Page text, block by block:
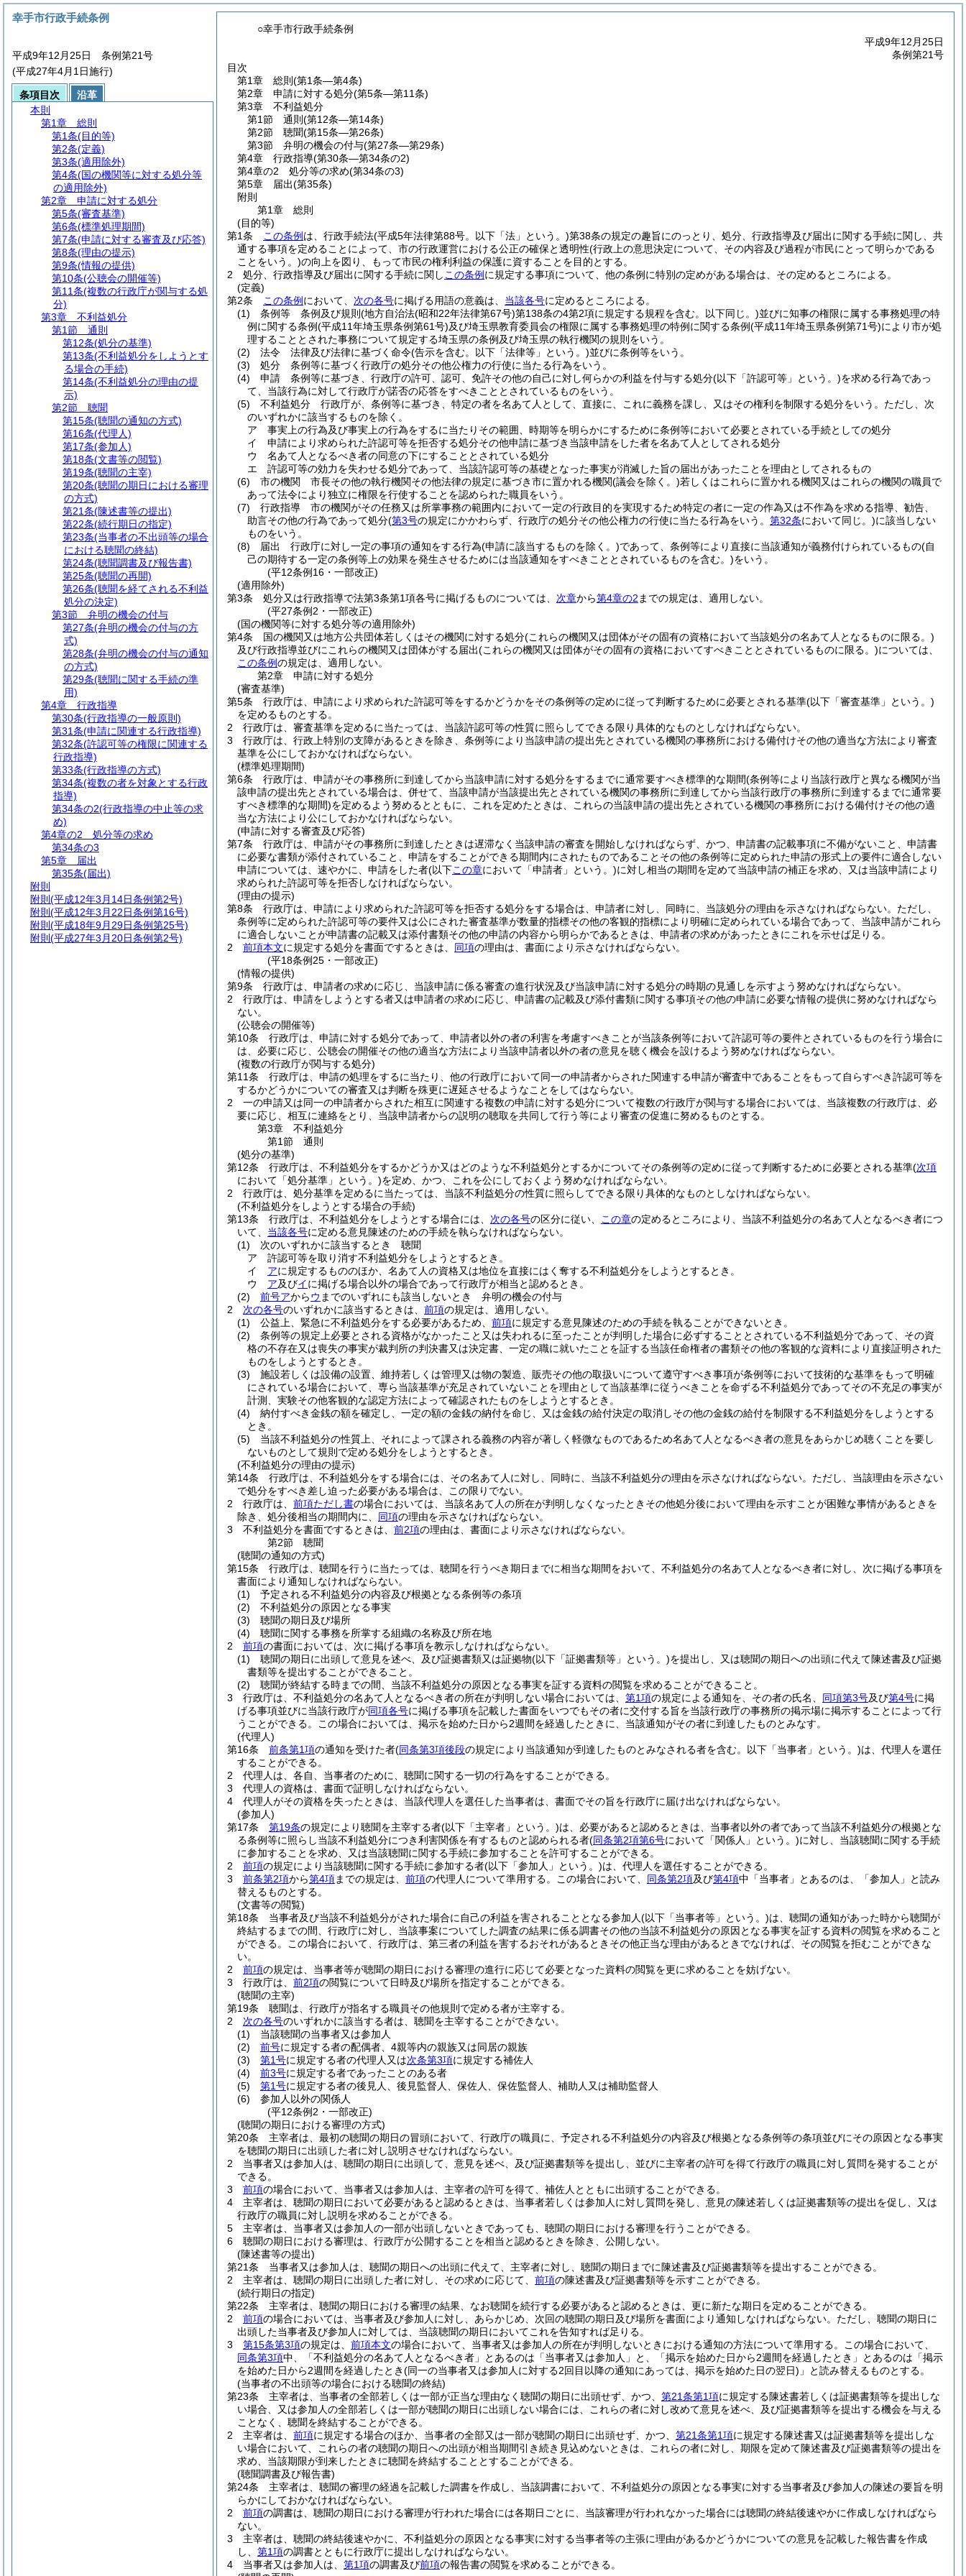
○幸手市行政手続条例
平成9年12月25日
条例第21号
目次
第1章
総則 (第1条―第4条)
第2章
申請に対する処分(第5条―第11条)
第3章
不利益処分
第1節
通則 (第12条―第14条)
第2節
聴聞(第15条―第26条)
第3節
弁明の機会の付与(第27条―第29条)
第4章
行政指導(第30条―第34条の2)
第4章の2
処分等の求め(第34条の3)
第5章
届出(第35条)
附則
第1章
総則
(目的等)
第1条
この条例 は、行政手続法(平成5年法律第88号。以下「法」という。)第38条の規定の趣旨にのっとり、処分、行政指導及び届出に関する手続に関し、共
通する事項を定めることによって、市の行政運営における公正の確保と透明性(行政上の意思決定について、その内容及び過程が市民にとって明らかである
ことをいう。)の向上を図り、もって市民の権利利益の保護に資することを目的とする。
2
処分、行政指導及び届出に関する手続に関し この条例 に規定する事項について、他の条例に特別の定めがある場合は、その定めるところによる。
(定義)
第2条
この条例 において、 次の各号に掲げる用語の意義は、 当該各号に定めるところによる。
(1)
条例等 条例及び規則 (地方自治法(昭和22年法律第67号)第138条の4第2項に規定する規程を含む。以下同じ。)並びに知事の権限に属する事務処理の特
例に関する条例(平成11年埼玉県条例第61号)及び埼玉県教育委員会の権限に属する事務処理の特例に関する条例(平成11年埼玉県条例第71号)により市が処
理することとされた事務について規定する埼玉県の条例及び埼玉県の執行機関の規則をいう。
(2)
法令 法律及び法律に基づく命令(告示を含む。以下「法律等」という。)並びに条例等をいう。
(3)
処分 条例等に基づく行政庁の処分その他公権力の行使に当たる行為をいう。
(4)
申請 条例等に基づき、行政庁の許可、認可、免許その他の自己に対し何らかの利益を付与する処分(以下「許認可等」という。)を求める行為であっ
て、当該行為に対して行政庁が諾否の応答をすべきこととされているものをいう。
(5)
不利益処分 行政庁が、条例等に基づき、特定の者を名あて人として、直接に、これに義務を課し、又はその権利を制限する処分をいう。 ただし、次
のいずれかに該当するものを除く。
ア
事実上の行為及び事実上の行為をするに当たりその範囲、時期等を明らかにするために条例等において必要とされている手続としての処分
イ
申請により求められた許認可等を拒否する処分その他申請に基づき当該申請をした者を名あて人としてされる処分
ウ
名あて人となるべき者の同意の下にすることとされている処分
エ
許認可等の効力を失わせる処分であって、当該許認可等の基礎となった事実が消滅した旨の届出があったことを理由としてされるもの
(6)
市の機関 市長その他の執行機関その他法律の規定に基づき市に置かれる機関(議会を除く。)若しくはこれらに置かれる機関又はこれらの機関の職員で
あって法令により独立に権限を行使することを認められた職員をいう。
(7)
行政指導 市の機関がその任務又は所掌事務の範囲内において一定の行政目的を実現するため特定の者に一定の作為又は不作為を求める指導、勧告、
助言その他の行為であって処分(第3号の規定にかかわらず、行政庁の処分その他公権力の行使に当たる行為をいう。 第32条において同じ。)に該当しない
ものをいう。
(8)
届出 行政庁に対し一定の事項の通知をする行為(申請に該当するものを除く。)であって、条例等により直接に当該通知が義務付けられているもの(自
己の期待する一定の条例等上の効果を発生させるためには当該通知をすべきこととされているものを含む。)をいう。
(平12条例16・一部改正)
(適用除外)
第3条
処分又は行政指導で法第3条第1項各号に掲げるものについては、 次章から第4章の2 までの規定は、適用しない。
(平27条例2・一部改正)
(国の機関等に対する処分等の適用除外)
第4条
国の機関又は地方公共団体若しくはその機関に対する処分(これらの機関又は団体がその固有の資格において当該処分の名あて人となるものに限る。)
及び行政指導並びにこれらの機関又は団体がする届出(これらの機関又は団体がその固有の資格においてすべきこととされているものに限る。)については、
この条例の規定は、適用しない。
第2章
申請に対する処分
(審査基準)
第5条
行政庁は、申請により求められた許認可等をするかどうかをその条例等の定めに従って判断するために必要とされる基準(以下「審査基準」という。)
を定めるものとする。
2
行政庁は、審査基準を定めるに当たっては、当該許認可等の性質に照らしてできる限り具体的なものとしなければならない。
3
行政庁は、行政上特別の支障があるときを除き、条例等により当該申請の提出先とされている機関の事務所における備付けその他の適当な方法により審査
基準を公にしておかなければならない。
(標準処理期間)
第6条
行政庁は、申請がその事務所に到達してから当該申請に対する処分をするまでに通常要すべき標準的な期間(条例等により当該行政庁と異なる機関が当
該申請の提出先とされている場合は、併せて、当該申請が当該提出先とされている機関の事務所に到達してから当該行政庁の事務所に到達するまでに通常要
すべき標準的な期間)を定めるよう努めるとともに、これを定めたときは、これらの当該申請の提出先とされている機関の事務所における備付けその他の適
当な方法により公にしておかなければならない。
(申請に対する審査及び応答)
第7条
行政庁は、申請がその事務所に到達したときは遅滞なく当該申請の審査を開始しなければならず、かつ、申請書の記載事項に不備がないこと、申請書
に必要な書類が添付されていること、申請をすることができる期間内にされたものであることその他の条例等に定められた申請の形式上の要件に適合しない
申請については、速やかに、申請をした者(以下この章において「申請者」という。)に対し相当の期間を定めて当該申請の補正を求め、又は当該申請により
求められた許認可等を拒否しなければならない。
(理由の提示)
第8条
行政庁は、申請により求められた許認可等を拒否する処分をする場合は、申請者に対し、同時に、当該処分の理由を示さなければならない。 ただし、
条例等に定められた許認可等の要件又は公にされた審査基準が数量的指標その他の客観的指標により明確に定められている場合であって、当該申請がこれら
に適合しないことが申請書の記載又は添付書類その他の申請の内容から明らかであるときは、申請者の求めがあったときにこれを示せば足りる。
2
前項本文に規定する処分を書面でするときは、 同項の理由は、書面により示さなければならない。
(平18条例25・一部改正)
(情報の提供)
第9条
行政庁は、申請者の求めに応じ、当該申請に係る審査の進行状況及び当該申請に対する処分の時期の見通しを示すよう努めなければならない。
2
行政庁は、申請をしようとする者又は申請者の求めに応じ、申請書の記載及び添付書類に関する事項その他の申請に必要な情報の提供に努めなければなら
ない。
(公聴会の開催等)
第10条
行政庁は、申請に対する処分であって、申請者以外の者の利害を考慮すべきことが当該条例等において許認可等の要件とされているものを行う場合に
は、必要に応じ、公聴会の開催その他の適当な方法により当該申請者以外の者の意見を聴く機会を設けるよう努めなければならない。
(複数の行政庁が関与する処分)
第11条
行政庁は、申請の処理をするに当たり、他の行政庁において同一の申請者からされた関連する申請が審査中であることをもって自らすべき許認可等を
するかどうかについての審査又は判断を殊更に遅延させるようなことをしてはならない。
2
一の申請又は同一の申請者からされた相互に関連する複数の申請に対する処分について複数の行政庁が関与する場合においては、当該複数の行政庁は、必
要に応じ、相互に連絡をとり、当該申請者からの説明の聴取を共同して行う等により審査の促進に努めるものとする。
第3章
不利益処分
第1節
通則
(処分の基準)
第12条
行政庁は、不利益処分をするかどうか又はどのような不利益処分とするかについてその条例等の定めに従って判断するために必要とされる基準(次項
において「処分基準」という。)を定め、かつ、これを公にしておくよう努めなければならない。
2
行政庁は、処分基準を定めるに当たっては、当該不利益処分の性質に照らしてできる限り具体的なものとしなければならない。
(不利益処分をしようとする場合の手続)
第13条
行政庁は、不利益処分をしようとする場合には、 次の各号の区分に従い、 この章の定めるところにより、当該不利益処分の名あて人となるべき者につ
いて、 当該各号に定める意見陳述のための手続を執らなければならない。
(1)
次のいずれかに該当するとき 聴聞
ア
許認可等を取り消す不利益処分をしようとするとき。
イ
アに規定するもののほか、名あて人の資格又は地位を直接にはく奪する不利益処分をしようとするとき。
ウ
ア及びイに掲げる場合以外の場合であって行政庁が相当と認めるとき。
(2)
前号アからウ までのいずれにも該当しないとき 弁明の機会の付与
2
次の各号のいずれかに該当するときは、 前項の規定は、適用しない。
(1)
公益上、緊急に不利益処分をする必要があるため、 前項に規定する意見陳述のための手続を執ることができないとき。
(2)
条例等の規定上必要とされる資格がなかったこと又は失われるに至ったことが判明した場合に必ずすることとされている不利益処分であって、その資
格の不存在又は喪失の事実が裁判所の判決書又は決定書、一定の職に就いたことを証する当該任命権者の書類その他の客観的な資料により直接証明された
ものをしようとするとき。
(3)
施設若しくは設備の設置、維持若しくは管理又は物の製造、販売その他の取扱いについて遵守すべき事項が条例等において技術的な基準をもって明確
にされている場合において、専ら当該基準が充足されていないことを理由として当該基準に従うべきことを命ずる不利益処分であってその不充足の事実が
計測、実験その他客観的な認定方法によって確認されたものをしようとするとき。
(4)
納付すべき金銭の額を確定し、一定の額の金銭の納付を命じ、又は金銭の給付決定の取消しその他の金銭の給付を制限する不利益処分をしようとする
とき。
(5)
当該不利益処分の性質上、それによって課される義務の内容が著しく軽微なものであるため名あて人となるべき者の意見をあらかじめ聴くことを要し
ないものとして規則で定める処分をしようとするとき。
(不利益処分の理由の提示)
第14条
行政庁は、不利益処分をする場合には、その名あて人に対し、同時に、当該不利益処分の理由を示さなければならない。 ただし、当該理由を示さない
で処分をすべき差し迫った必要がある場合は、この限りでない。
2
行政庁は、 前項ただし書の場合においては、当該名あて人の所在が判明しなくなったときその他処分後において理由を示すことが困難な事情があるときを
除き、処分後相当の期間内に、 同項の理由を示さなければならない。
3
不利益処分を書面でするときは、 前2項の理由は、書面により示さなければならない。
第2節
聴聞
(聴聞の通知の方式)
第15条
行政庁は、聴聞を行うに当たっては、聴聞を行うべき期日までに相当な期間をおいて、不利益処分の名あて人となるべき者に対し、次に掲げる事項を
書面により通知しなければならない。
(1)
予定される不利益処分の内容及び根拠となる条例等の条項
(2)
不利益処分の原因となる事実
(3)
聴聞の期日及び場所
(4)
聴聞に関する事務を所掌する組織の名称及び所在地
2
前項の書面においては、次に掲げる事項を教示しなければならない。
(1)
聴聞の期日に出頭して意見を述べ、及び証拠書類又は証拠物(以下「証拠書類等」という。)を提出し、又は聴聞の期日への出頭に代えて陳述書及び証拠
書類等を提出することができること。
(2)
聴聞が終結する時までの間、当該不利益処分の原因となる事実を証する資料の閲覧を求めることができること。
3
行政庁は、不利益処分の名あて人となるべき者の所在が判明しない場合においては、 第1項の規定による通知を、その者の氏名、 同項第3号及び第4号に掲
げる事項並びに当該行政庁が同項各号に掲げる事項を記載した書面をいつでもその者に交付する旨を当該行政庁の事務所の掲示場に掲示することによって行
うことができる。
この場合においては、掲示を始めた日から2週間を経過したときに、当該通知がその者に到達したものとみなす。
(代理人)
第16条
前条第1項の通知を受けた者(同条第3項後段の規定により当該通知が到達したものとみなされる者を含む。以下「当事者」という。)は、代理人を選任
することができる。
2
代理人は、各自、当事者のために、聴聞に関する一切の行為をすることができる。
3
代理人の資格は、書面で証明しなければならない。
4
代理人がその資格を失ったときは、当該代理人を選任した当事者は、書面でその旨を行政庁に届け出なければならない。
(参加人)
第17条
第19条の規定により聴聞を主宰する者(以下「主宰者」という。)は、必要があると認めるときは、当事者以外の者であって当該不利益処分の根拠とな
る条例等に照らし当該不利益処分につき利害関係を有するものと認められる者(同条第2項第6号において「関係人」という。)に対し、当該聴聞に関する手続
に参加することを求め、又は当該聴聞に関する手続に参加することを許可することができる。
2
前項の規定により当該聴聞に関する手続に参加する者(以下「参加人」という。)は、代理人を選任することができる。
3
前条第2項から第4項までの規定は、 前項の代理人について準用する。 この場合において、 同条第2項及び第4項中「当事者」とあるのは、「参加人」と読み
替えるものとする。
(文書等の閲覧)
第18条
当事者及び当該不利益処分がされた場合に自己の利益を害されることとなる参加人(以下「当事者等」という。)は、聴聞の通知があった時から聴聞が
終結するまでの間、行政庁に対し、当該事案についてした調査の結果に係る調書その他の当該不利益処分の原因となる事実を証する資料の閲覧を求めること
ができる。
この場合において、行政庁は、第三者の利益を害するおそれがあるときその他正当な理由があるときでなければ、その閲覧を拒むことができな
い。
2
前項の規定は、当事者等が聴聞の期日における審理の進行に応じて必要となった資料の閲覧を更に求めることを妨げない。
3
行政庁は、 前2項の閲覧について日時及び場所を指定することができる。
(聴聞の主宰)
第19条
聴聞は、行政庁が指名する職員その他規則で定める者が主宰する。
2
次の各号のいずれかに該当する者は、聴聞を主宰することができない。
(1)
当該聴聞の当事者又は参加人
(2)
前号に規定する者の配偶者、4親等内の親族又は同居の親族
(3)
第1号に規定する者の代理人又は次条第3項に規定する補佐人
(4)
前3号に規定する者であったことのある者
(5)
第1号に規定する者の後見人、後見監督人、保佐人、保佐監督人、補助人又は補助監督人
(6)
参加人以外の関係人
(平12条例2・一部改正)
(聴聞の期日における審理の方式)
第20条
主宰者は、最初の聴聞の期日の冒頭において、行政庁の職員に、予定される不利益処分の内容及び根拠となる条例等の条項並びにその原因となる事実
を聴聞の期日に出頭した者に対し説明させなければならない。
2
当事者又は参加人は、聴聞の期日に出頭して、意見を述べ、及び証拠書類等を提出し、並びに主宰者の許可を得て行政庁の職員に対し質問を発することが
できる。
3
前項の場合において、当事者又は参加人は、主宰者の許可を得て、補佐人とともに出頭することができる。
4
主宰者は、聴聞の期日において必要があると認めるときは、当事者若しくは参加人に対し質問を発し、意見の陳述若しくは証拠書類等の提出を促し、又は
行政庁の職員に対し説明を求めることができる。
5
主宰者は、当事者又は参加人の一部が出頭しないときであっても、聴聞の期日における審理を行うことができる。
6
聴聞の期日における審理は、行政庁が公開することを相当と認めるときを除き、公開しない。
(陳述書等の提出)
第21条
当事者又は参加人は、聴聞の期日への出頭に代えて、主宰者に対し、聴聞の期日までに陳述書及び証拠書類等を提出することができる。
2
主宰者は、聴聞の期日に出頭した者に対し、その求めに応じて、 前項の陳述書及び証拠書類等を示すことができる。
(続行期日の指定)
第22条
主宰者は、聴聞の期日における審理の結果、なお聴聞を続行する必要があると認めるときは、更に新たな期日を定めることができる。
2
前項の場合においては、当事者及び参加人に対し、あらかじめ、次回の聴聞の期日及び場所を書面により通知しなければならない。 ただし、聴聞の期日に
出頭した当事者及び参加人に対しては、当該聴聞の期日においてこれを告知すれば足りる。
3
第15条第3項の規定は、 前項本文の場合において、当事者又は参加人の所在が判明しないときにおける通知の方法について準用する。
この場合において、
同条第3項中、「不利益処分の名あて人となるべき者」とあるのは「当事者又は参加人」と、「掲示を始めた日から2週間を経過したとき」とあるのは「掲示
を始めた日から2週間を経過したとき(同一の当事者又は参加人に対する2回目以降の通知にあっては、掲示を始めた日の翌日) 」と読み替えるものとする。
(当事者の不出頭等の場合における聴聞の終結)
第23条
主宰者は、当事者の全部若しくは一部が正当な理由なく聴聞の期日に出頭せず、かつ、 第21条第1項に規定する陳述書若しくは証拠書類等を提出しな
い場合、又は参加人の全部若しくは一部が聴聞の期日に出頭しない場合には、これらの者に対し改めて意見を述べ、及び証拠書類等を提出する機会を与える
ことなく、聴聞を終結することができる。
2
主宰者は、 前項に規定する場合のほか、当事者の全部又は一部が聴聞の期日に出頭せず、かつ、 第21条第1項に規定する陳述書又は証拠書類等を提出しな
い場合において、これらの者の聴聞の期日への出頭が相当期間引き続き見込めないときは、これらの者に対し、期限を定めて陳述書及び証拠書類等の提出を
求め、当該期限が到来したときに聴聞を終結することとすることができる。
(聴聞調書及び報告書)
第24条
主宰者は、聴聞の審理の経過を記載した調書を作成し、当該調書において、不利益処分の原因となる事実に対する当事者及び参加人の陳述の要旨を明
らかにしておかなければならない。
2
前項の調書は、聴聞の期日における審理が行われた場合には各期日ごとに、当該審理が行われなかった場合には聴聞の終結後速やかに作成しなければなら
ない。
3
主宰者は、聴聞の終結後速やかに、不利益処分の原因となる事実に対する当事者等の主張に理由があるかどうかについての意見を記載した報告書を作成
し、 第1項の調書とともに行政庁に提出しなければならない。
4
当事者又は参加人は、 第1項の調書及び前項の報告書の閲覧を求めることができる。
幸手市行政手続条例
平成9年12月25日 条例第21号
(平成27年4月1日施行)
条項目次
沿革
本則
第1章
総則
第1条(目的等)
第2条(定義)
第3条(適用除外)
第4条(国の機関等に対する処分等
の適用除外)
第2章
申請に対する処分
第5条(審査基準)
第6条(標準処理期間)
第7条(申請に対する審査及び応答)
第8条(理由の提示)
第9条(情報の提供)
第10条(公聴会の開催等)
第11条(複数の行政庁が関与する処
分)
第3章
不利益処分
第1節
通則
第12条(処分の基準)
第13条(不利益処分をしようとす
る場合の手続)
第14条(不利益処分の理由の提
示)
第2節
聴聞
第15条(聴聞の通知の方式)
第16条(代理人)
第17条(参加人)
第18条(文書等の閲覧)
第19条(聴聞の主宰)
第20条(聴聞の期日における審理
の方式)
第21条(陳述書等の提出)
第22条(続行期日の指定)
第23条(当事者の不出頭等の場合
における聴聞の終結)
第24条(聴聞調書及び報告書)
第25条(聴聞の再開)
第26条(聴聞を経てされる不利益
処分の決定)
第3節
弁明の機会の付与
第27条(弁明の機会の付与の方
式)
第28条(弁明の機会の付与の通知
の方式)
第29条(聴聞に関する手続の準
用)
第4章
行政指導
第30条(行政指導の一般原則)
第31条(申請に関連する行政指導)
第32条(許認可等の権限に関連する
行政指導)
第33条(行政指導の方式)
第34条(複数の者を対象とする行政
指導)
第34条の2(行政指導の中止等の求
め)
第4章の2
処分等の求め
第34条の3
第5章
届出
第35条(届出)
附則
附則 (平成12年3月14日条例第2号)
附則 (平成12年3月22日条例第16号)
附則 (平成18年9月29日条例第25号)
附則 (平成27年3月20日条例第2号)